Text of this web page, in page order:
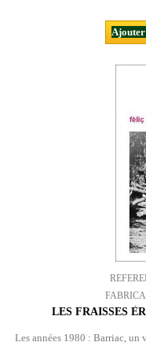
LES FRAISSES
Les années 1980 : Barriac, un